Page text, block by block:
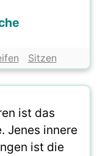
Sitzen
ist das
Jenes innere
ist die